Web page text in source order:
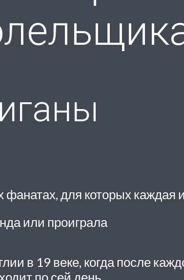
для которых каждая
или проиграла
в 19 веке, когда после